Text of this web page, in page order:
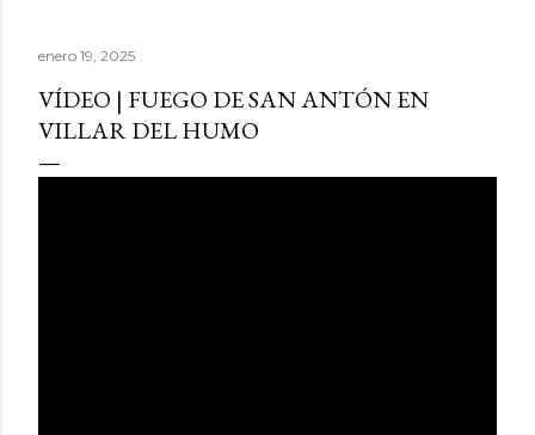
enero 19, 2025
VÍDEO | FUEGO DE SAN ANTÓN EN
VILLAR DEL HUMO